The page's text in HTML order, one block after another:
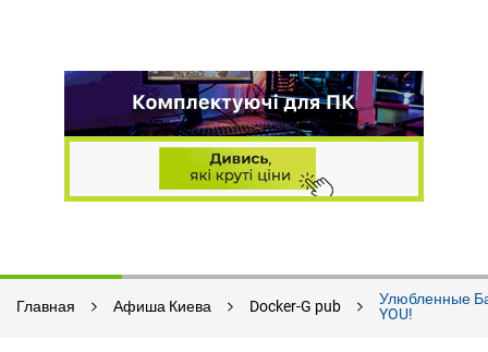
Главная Афиша Киева Docker-G pub
Улюбленные
YOU!